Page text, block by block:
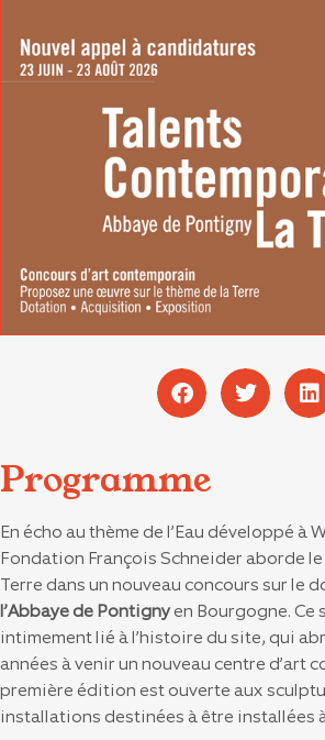
Programme
En écho au thème de l’Eau développé à
Fondation François Schneider aborde
Terre dans un nouveau concours sur le
l’Abbaye de Pontignyen Bourgogne. Ce
intimement lié à l’histoire du site, qui
années à venir un nouveau centre d’art
première édition est ouverte aux
installations destinées à être installées